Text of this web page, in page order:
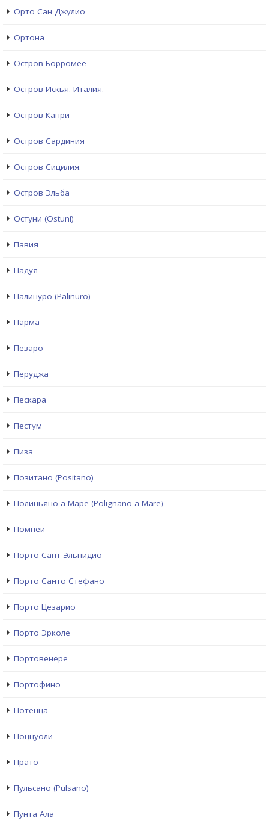
Орто Сан Джулио
Ортона
Остров Борромее
Остров Искья. Италия.
Остров Капри
Остров Сардиния
Остров Сицилия.
Остров Эльба
Остуни (Ostuni)
Павия
Падуя
Палинуро (Palinuro)
Парма
Пезаро
Перуджа
Пескара
Пестум
Пиза
Позитано (Positano)
Полиньяно-а-Маре (Polignano a Mare)
Помпеи
Порто Сант Эльпидио
Порто Санто Стефано
Порто Цезарио
Порто Эрколе
Портовенере
Портофино
Потенца
Поццуоли
Прато
Пульсано (Pulsano)
Пунта Ала